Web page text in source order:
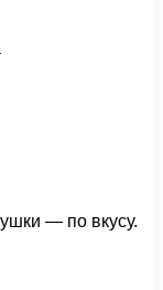
— по вкусу.